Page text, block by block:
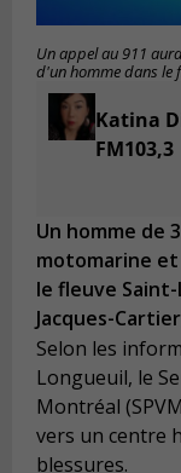
Un appel au 911
d'un homme dans le
Katina
FM103,3
Un homme de
motomarine
le fleuve
Jacques-
Selon les
Longueuil, le
Montréal
vers un centre
blessures.